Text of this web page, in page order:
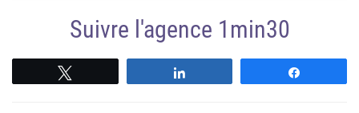
Suivre l'agence 1min30